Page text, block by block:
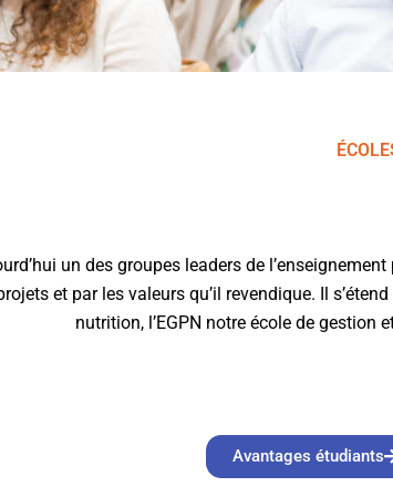
un des groupes leaders de
et par les valeurs qu’il revendique. Il
nutrition, l’EGPN notre école de gestion
Avantages étudiants